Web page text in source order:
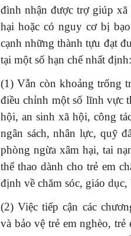
đình nhận được trợ giúp
hại hoặc có nguy cơ bị
cạnh những thành tựu đạt
tại một số hạn chế nhất định:
(1) Vẫn còn khoảng trống
điều chỉnh một số lĩnh vực
hội, an sinh xã hội, công
ngân sách, nhân lực, quỹ
phòng ngừa xâm hại, tai
thể thao dành cho trẻ em
định về chăm sóc, giáo
(2) Việc tiếp cận các
và bảo vệ trẻ em nghèo,